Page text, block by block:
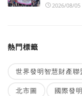
2026/08/05
熱門標籤
世界發明智慧財產聯
北市圖 國際發